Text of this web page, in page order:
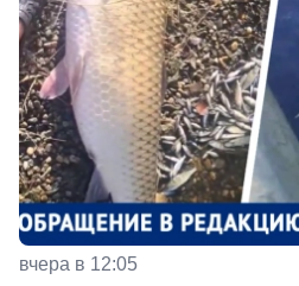
вчера в 12:05